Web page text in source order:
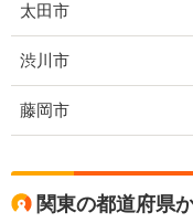
太田市
渋川市
藤岡市
関東の都道府県